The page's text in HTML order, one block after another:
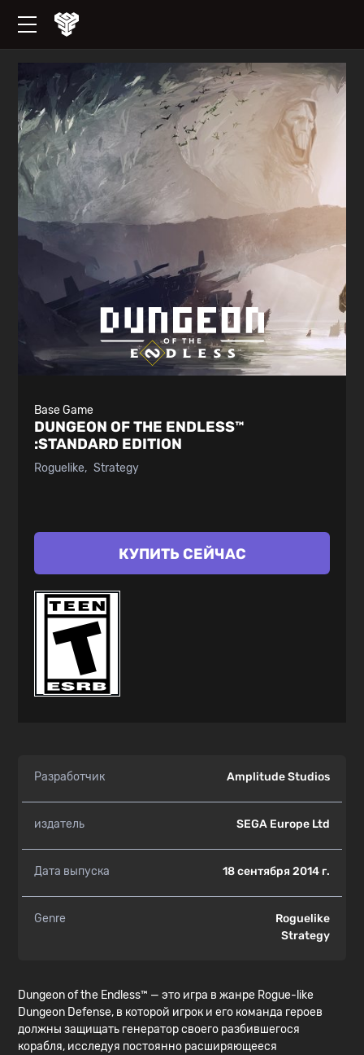
Base Game
DUNGEON OF THE ENDLESS™
:STANDARD EDITION
Roguelike Strategy
КУПИТЬ СЕЙЧАС
Разработчик Amplitude Studios
издатель SEGA Europe Ltd
Дата выпуска 18 сентября 2014 г.
Genre
Roguelike
Strategy
Dungeon of the Endless™ — это игра в жанре Rogue-like
Dungeon Defense, в которой игрок и его команда героев
должны защищать генератор своего разбившегося
корабля, исследуя постоянно расширяющееся